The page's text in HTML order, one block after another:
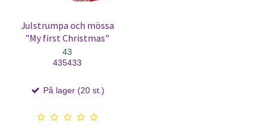
Julstrumpa och mössa
"My first Christmas"
43
435433
På lager (20 st.)